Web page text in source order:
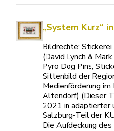
„System Kurz“
Bildrechte:
(David Lynch &
Pyro Dog Pins,
Sittenbild der
Medienförderung
Altendorf) (Dieser
2021 in adaptierter
Salzburg-Teil der
Die Aufdeckung des